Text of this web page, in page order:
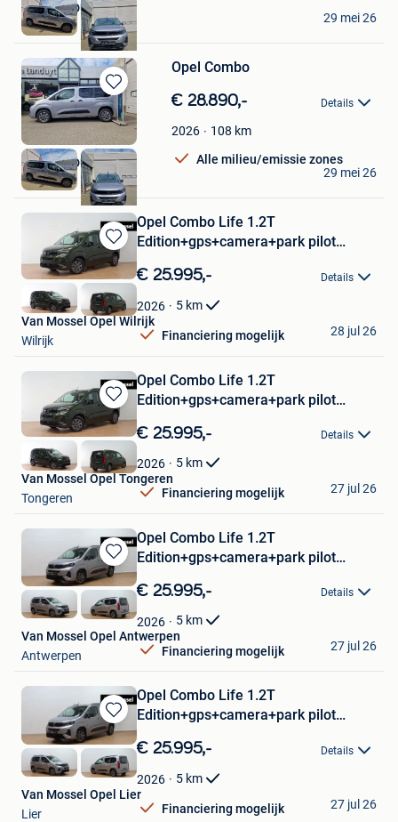
VAN LANDUYT
Gavere
29 mei 26
Bewaren
in
Favorieten
Opel Combo
€ 28.890,- Details
2026 108 km
Alle milieu/emissie zones
VAN LANDUYT
Gavere
29 mei 26
Bewaren
in
Mijn
Favorieten
Opel Combo Life 1.2T
Edition+gps+camera+park pilot
€ 25.995,- Details
2026 5 km
Financiering mogelijk
Van Mossel Opel Wilrijk
Wilrijk
28 jul 26
Bewaren
in
Mijn
Favorieten
Opel Combo Life 1.2T
Edition+gps+camera+park pilot
€ 25.995,- Details
2026 5 km
Financiering mogelijk
Van Mossel Opel Tongeren
Tongeren
27 jul 26
Bewaren
in
Mijn
Favorieten
Opel Combo Life 1.2T
Edition+gps+camera+park pilot
€ 25.995,- Details
2026 5 km
Financiering mogelijk
Van Mossel Opel Antwerpen
Antwerpen
27 jul 26
Bewaren
in
Mijn
Favorieten
Opel Combo Life 1.2T
Edition+gps+camera+park pilot
€ 25.995,- Details
2026 5 km
Financiering mogelijk
Van Mossel Opel Lier
Lier
27 jul 26